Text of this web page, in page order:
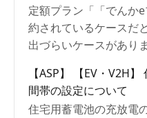
定額プラン「「でんか
約されているケースだ
出づらいケースがあり
への切替診断をお試し
【ASP】 【EV・V2H
間帯の設定について
住宅用蓄電池の充放電